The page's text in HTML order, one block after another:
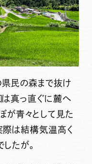
民の森まで抜け
は真っ直ぐに麓へ
が青々として見た
際は結構気温高く
たが。